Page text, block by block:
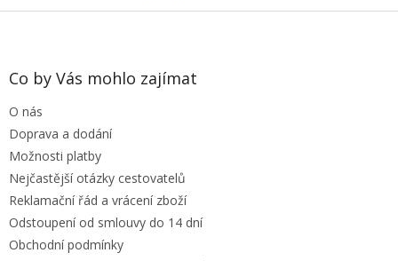
Z
Co by Vás mohlo zajímat
O nás
Doprava a dodání
Možnosti platby
Nejčastější otázky cestovatelů
Reklamační řád a vrácení zboží
Odstoupení od smlouvy do 14 dní
Obchodní podmínky